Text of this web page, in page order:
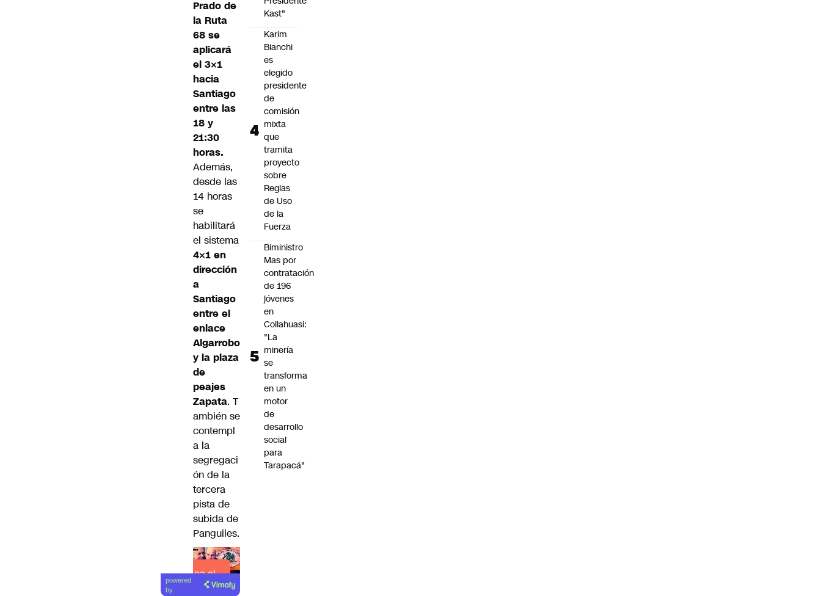
Prado de
la Ruta
68 se
aplicará
el 3×1
hacia
Santiago
entre las
18 y
21:30
horas.
Además,
desde las
14 horas
se
habilitará
el sistema
4×1 en
dirección
a
Santiago
entre el
enlace
Algarrobo
y la plaza
de
peajes
Zapata. T
ambién se
contempl
a la
segregaci
ón de la
tercera
pista de
subida de
Panguiles.
Lea el
artículo
powered
by
Kast"
Karim
Bianchi
es
elegido
presidente
de
comisión
mixta
que
tramita
proyecto
sobre
Reglas
de Uso
de la
Fuerza
Biministro
Mas por
contratación
de 196
jóvenes
en
Collahuasi:
"La
minería
se
transforma
en un
motor
de
desarrollo
social
para
Tarapacá"